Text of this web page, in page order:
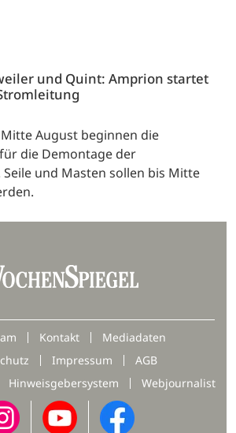
und Quint: Amprion startet
August beginnen die
die Demontage der
und Masten sollen bis Mitte
Kontakt
Mediadaten
Impressum
AGB
Hinweisgebersystem Webjournalist